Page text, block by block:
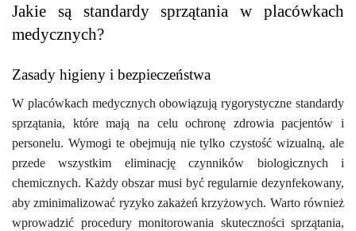
Jakie są standardy sprzątania w placówkach
medycznych?
Zasady higieny i bezpieczeństwa
W placówkach medycznych obowiązują rygorystyczne standardy
sprzątania, które mają na celu ochronę zdrowia pacjentów i
personelu. Wymogi te obejmują nie tylko czystość wizualną, ale
przede wszystkim eliminację czynników biologicznych i
chemicznych. Każdy obszar musi być regularnie dezynfekowany,
aby zminimalizować ryzyko zakażeń krzyżowych. Warto również
wprowadzić procedury monitorowania skuteczności sprzątania,